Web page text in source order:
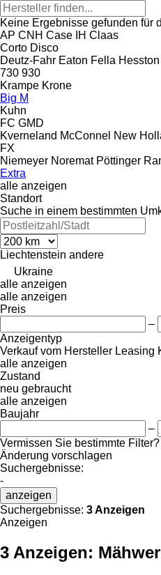
Keine Ergebnisse gefunden für
AP CNH Case IH Claas
Corto Disco
Deutz-Fahr Eaton Fella Hesston
730 930
Krampe Krone
Big M
Kuhn
FC GMD
Kverneland McConnel New
FX
Niemeyer Noremat Pöttinger
Extra
alle anzeigen
Standort
Suche in einem bestimmten
Liechtenstein andere
Ukraine
alle anzeigen
alle anzeigen
Preis
–
Anzeigentyp
Verkauf vom Hersteller Leasing
alle anzeigen
Zustand
neu gebraucht
alle anzeigen
Baujahr
–
Vermissen Sie bestimmte Filter?
Änderung vorschlagen
Suchergebnisse:
-
anzeigen
Suchergebnisse: 3 Anzeigen
Anzeigen
3 Anzeigen: